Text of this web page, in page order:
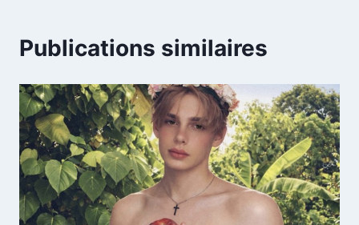
Publications similaires